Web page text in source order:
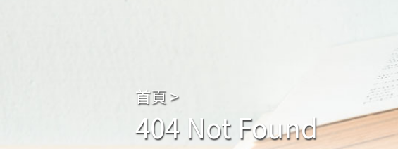
首頁>
404 Not Found